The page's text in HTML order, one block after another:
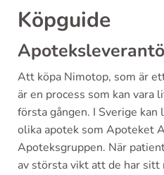
Köpguide
Att köpa Nimotop, som är
är en process som kan
första gången. I Sverige
olika apotek som Apoteket
Apoteksgruppen. När
av största vikt att de har